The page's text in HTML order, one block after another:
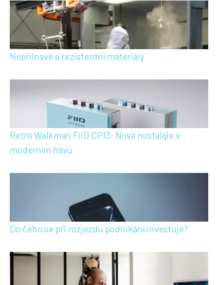
Nepřilnavé a rezistentní materiály
Retro Walkman FiiO CP13: Nová nostalgie v
moderním hávu
Do čeho se při rozjezdu podnikání investuje?